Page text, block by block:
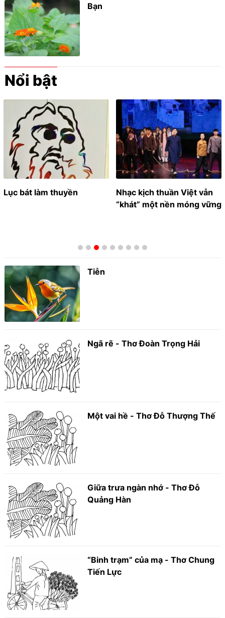
Bạn
Nổi bật
Lục bát làm thuyền
Nhạc kịch thuần Việt vẫn
“khát” một nền móng vững
Tiễn
Ngã rẽ - Thơ Đoàn Trọng Hải
Một vai hề - Thơ Đỗ Thượng Thế
Giữa trưa ngàn nhớ - Thơ Đỗ
Quảng Hàn
“Binh trạm” của mạ - Thơ Chung
Tiến Lực